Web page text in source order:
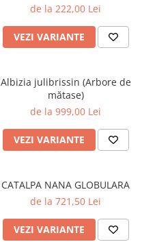
de la 222,00 Lei
VEZI VARIANTE
Albizia julibrissin (Arbore de
mătase)
de la 999,00 Lei
VEZI VARIANTE
CATALPA NANA GLOBULARA
de la 721,50 Lei
VEZI VARIANTE